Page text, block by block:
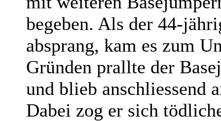
begeben. Als der 44-
absprang, kam es zum
Gründen prallte der
und blieb anschliessend
Dabei zog er sich